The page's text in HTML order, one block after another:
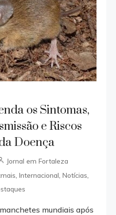
os Sintomas,
e Riscos
Doença
Jornal em Fortaleza
,Internacional ,Notícias
mundiais após